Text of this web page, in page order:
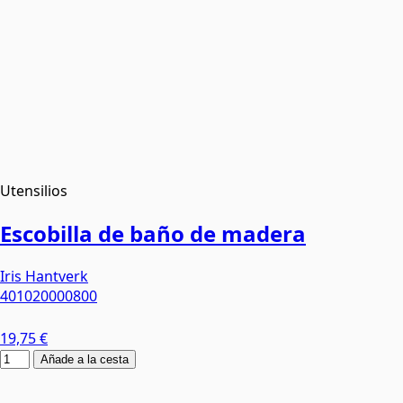
Utensilios
Escobilla de baño de madera
Iris Hantverk
401020000800
19,75 €
Añade a la cesta